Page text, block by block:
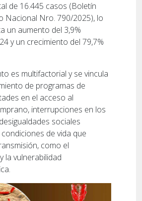
de 16.445 casos (Boletín
Nacional Nro. 790/2025), lo
un aumento del 3,9%
y un crecimiento del 79,7%
es multifactorial y se vincula
de programas de
en el acceso al
interrupciones en los
sociales
de vida que
como el
la vulnerabilidad